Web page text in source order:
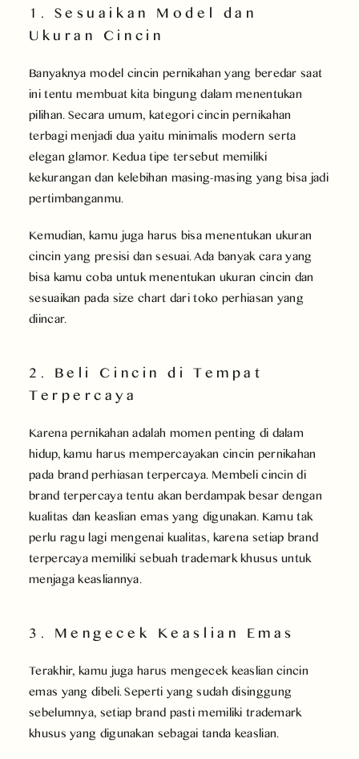
1. Sesuaikan Model dan
Ukuran Cincin
Banyaknya model cincin pernikahan yang beredar saat
ini tentu membuat kita bingung dalam menentukan
pilihan. Secara umum, kategori cincin pernikahan
terbagi menjadi dua yaitu minimalis modern serta
elegan glamor. Kedua tipe tersebut memiliki
kekurangan dan kelebihan masing-masing yang bisa jadi
pertimbanganmu.
Kemudian, kamu juga harus bisa menentukan ukuran
cincin yang presisi dan sesuai. Ada banyak cara yang
bisa kamu coba untuk menentukan ukuran cincin dan
sesuaikan pada size chart dari toko perhiasan yang
diincar.
2. Beli Cincin di Tempat
Terpercaya
Karena pernikahan adalah momen penting di dalam
hidup, kamu harus mempercayakan cincin pernikahan
pada brand perhiasan terpercaya. Membeli cincin di
brand terpercaya tentu akan berdampak besar dengan
kualitas dan keaslian emas yang digunakan. Kamu tak
perlu ragu lagi mengenai kualitas, karena setiap brand
terpercaya memiliki sebuah trademark khusus untuk
menjaga keasliannya.
3. Mengecek Keaslian Emas
Terakhir, kamu juga harus mengecek keaslian cincin
emas yang dibeli. Seperti yang sudah disinggung
sebelumnya, setiap brand pasti memiliki trademark
khusus yang digunakan sebagai tanda keaslian.